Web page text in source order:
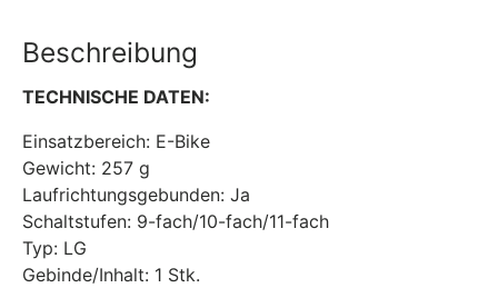
Beschreibung
TECHNISCHE DATEN:
Einsatzbereich: E-Bike
Gewicht: 257 g
Laufrichtungsgebunden: Ja
Schaltstufen: 9-fach/10-fach/11-fach
Typ: LG
Gebinde/Inhalt: 1 Stk.